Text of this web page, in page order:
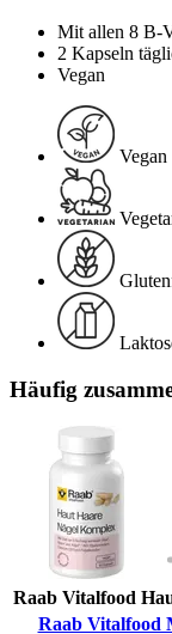
Mit allen 8 B-
2 Kapseln
Vegan
Vegan
Häufig
Raab Vitalfood
Raab Vitalfood